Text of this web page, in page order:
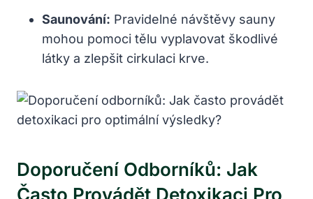
Saunování: Pravidelné návštěvy sauny
mohou pomoci tělu vyplavovat škodlivé
látky a zlepšit cirkulaci krve.
Doporučení Odborníků: Jak
Často Provádět Detoxikaci Pro